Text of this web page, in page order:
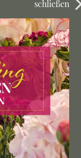
schließen